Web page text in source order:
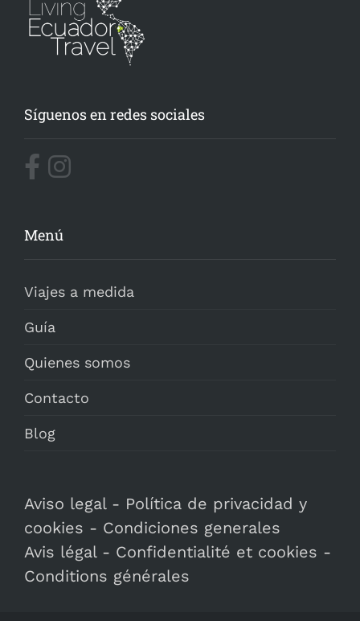
Síguenos en redes sociales
Menú
Viajes a medida
Guía
Quienes somos
Contacto
Blog
Aviso legal- Política de privacidad y
cookies - Condiciones generales
Avis légal- Confidentialité et cookies -
Conditions générales